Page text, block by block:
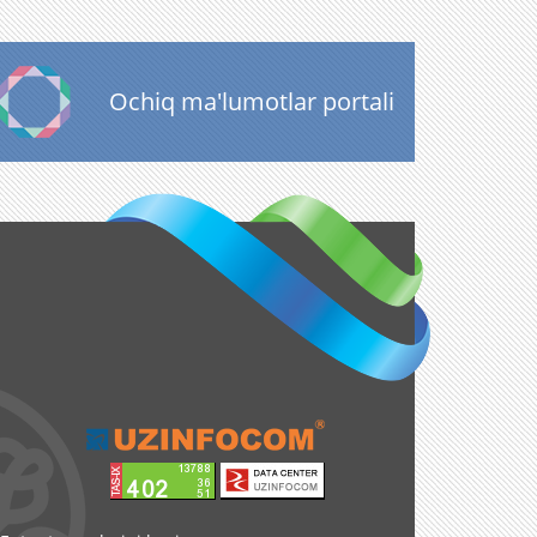
Ochiq ma'lumotlar portali